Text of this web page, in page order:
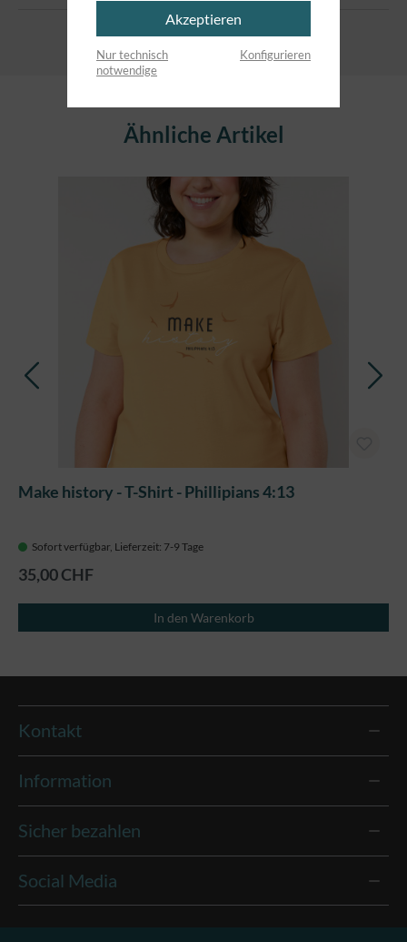
Produktgalerie überspringenÄhnliche Artikel
Make history - T-Shirt - Phillipians 4:13
Sofort verfügbar, Lieferzeit: 7-9 Tage
35,00 CHF
In den Warenkorb
Kontakt
Information
Sicher bezahlen
Social Media
Akzeptieren
Nur technisch
notwendige
Konfigurieren